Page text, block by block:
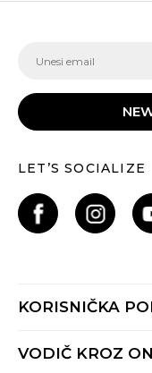
LET’S SOCIALIZE
KORISNIČKA
Provjeri status
VODIČ KROZ